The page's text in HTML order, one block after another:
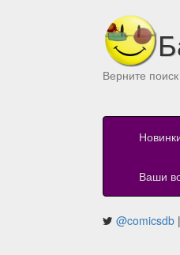
Верните
Ваши
@comicsdb |